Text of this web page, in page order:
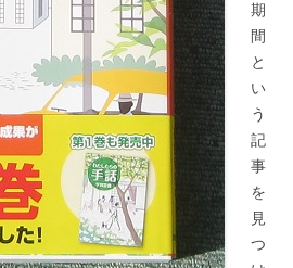
期
間
と
い
う
記
事
を
見
つ